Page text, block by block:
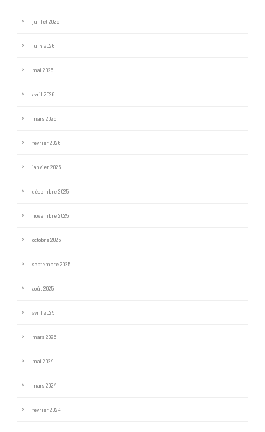
juillet 2026
juin 2026
mai 2026
avril 2026
mars 2026
février 2026
janvier 2026
décembre 2025
novembre 2025
octobre 2025
septembre 2025
août 2025
avril 2025
mars 2025
mai 2024
mars 2024
février 2024